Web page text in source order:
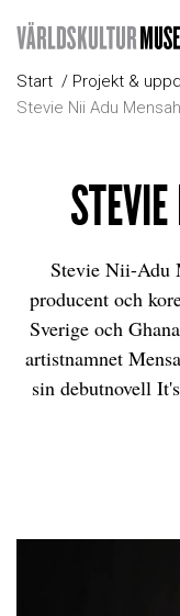
Start Projekt &
Stevie Nii Adu Mensah
Stevie Nii-Adu
producent och
Sverige och
artistnamnet
sin debutnovell